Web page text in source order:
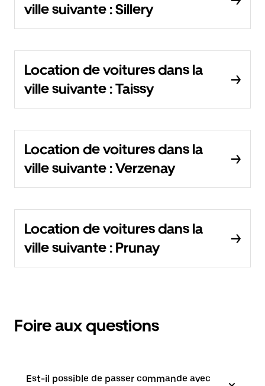
ville suivante : Sillery
Location de voitures dans la
ville suivante : Taissy
Location de voitures dans la
ville suivante : Verzenay
Location de voitures dans la
ville suivante : Prunay
Foire aux questions
Est-il possible de passer commande avec